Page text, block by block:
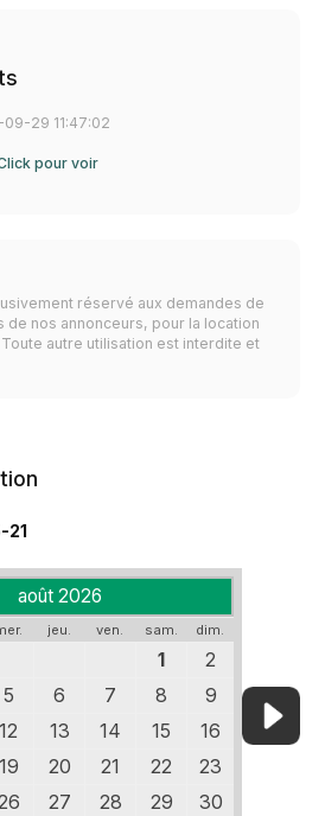
29 11:47:02
pour voir
réservé aux demandes de
de nos annonceurs, pour la location
autre utilisation est interdite et
21
août 2026
jeu. ven. sam. dim.
1
2
5 6 7 8
9
12 13 14 15
16
19 20 21 22
23
27 28 29
30